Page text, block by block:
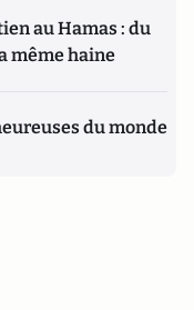
au Hamas : du
même haine
du monde